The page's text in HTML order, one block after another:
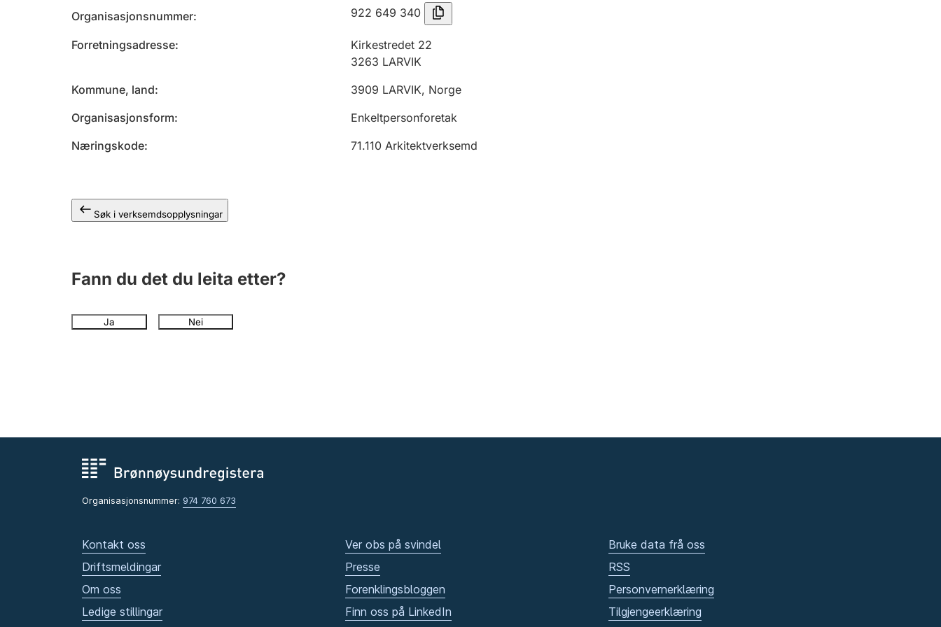
Organisasjonsnummer 922 649 340
Forretningsadresse
Kirkestredet 22
3263 LARVIK
Kommune, land
3909 LARVIK, Norge
Organisasjonsform
Enkeltpersonforetak
Næringskode
71.110 Arkitektverksemd
Søk i verksemdsopplysningar
Fann du det du leita etter?
Ja Nei
Organisasjonsnummer: 974 760 673
Kontakt oss
Driftsmeldingar
Om oss
Ledige stillingar
Ver obs på svindel
Presse
Forenklingsbloggen
Finn oss på LinkedIn
Bruke data frå oss
RSS
Personvernerklæring
Tilgjengeerklæring